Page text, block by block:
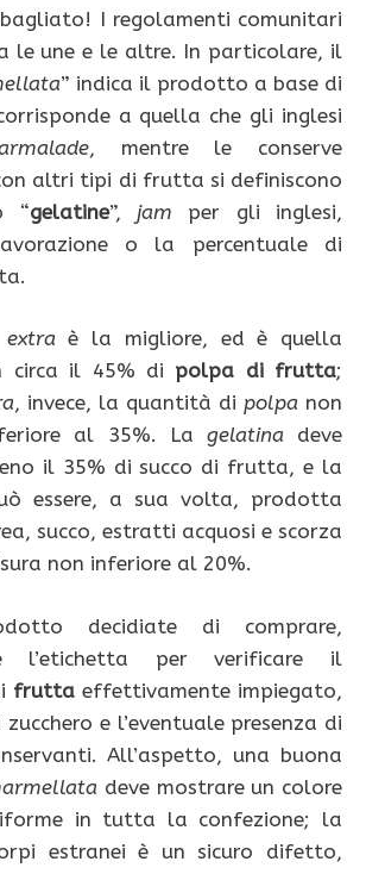
I regolamenti comunitari
le une e le altre. In particolare, il
” indica il prodotto a base di
a quella che gli inglesi
, mentre le conserve
altri tipi di frutta si definiscono
“gelatine”, jam per gli inglesi,
o la percentuale di
è la migliore, ed è quella
circa il 45% di polpa di frutta;
, invece, la quantità di polpa non
al 35%. La gelatina deve
il 35% di succo di frutta, e la
essere, a sua volta, prodotta
succo, estratti acquosi e scorza
non inferiore al 20%.
decidiate di comprare,
l’etichetta per verificare il
frutta effettivamente impiegato,
e l’eventuale presenza di
All’aspetto, una buona
deve mostrare un colore
in tutta la confezione; la
estranei è un sicuro difetto,